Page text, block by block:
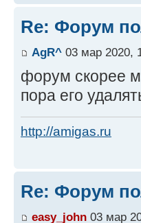
Re: Форум
AgR^ 03 мар 2020,
форум скорее
пора его
http://amigas.ru
Re: Форум
easy_john 03 мар